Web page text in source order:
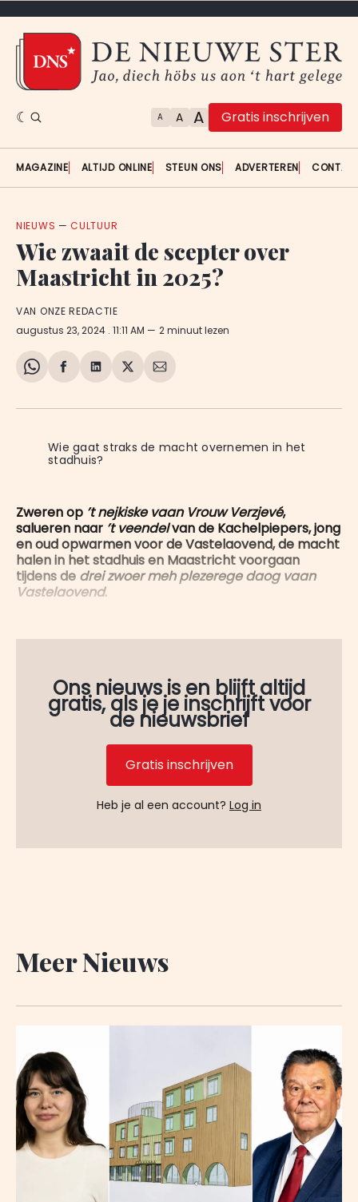
A A A Gratis inschrijven
MAGAZINE ALTIJD ONLINE STEUN ONS ADVERTEREN
NIEUWS —CULTUUR
Wie zwaait de scepter over
Maastricht in 2025?
VAN ONZE REDACTIE
augustus 23, 2024 . 11:11 AM 2 minuut lezen
Share
WhatsApp
Delen
Facebook
Delen
LinkedIn
Share
X
Deel
E-
Wie gaat straks de macht overnemen in het
stadhuis?
Zweren op ’t nejkiske vaan Vrouw Verzjevé,
salueren naar ’t veendelvan de Kachelpiepers, jong
en oud opwarmen voor de Vastelaovend, de macht
halen in het stadhuis en Maastricht voorgaan
tijdens de drei zwoer meh plezerege daog vaan
Vastelaovend.
Ons nieuws is en blijft altijd
gratis, als je je inschrijft voor
de nieuwsbrief
Gratis inschrijven
Heb je al een account? Log in
Meer Nieuws